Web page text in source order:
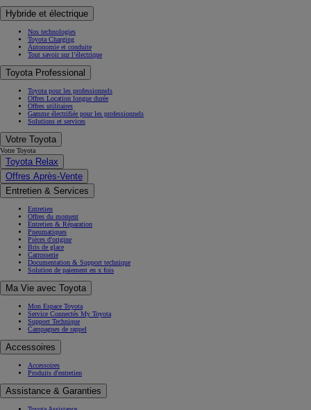
Hybride et électrique
Nos technologies
Toyota Charging
Autonomie et conduite
Tout savoir sur l’électrique
Toyota Professional
Toyota pour les professionnels
Offres Location longue durée
Offres utilitaires
Gamme électrifiée pour les professionnels
Solutions et services
Votre Toyota
Votre Toyota
Toyota Relax
Offres Après-Vente
Entretien & Services
Entretien
Offres du moment
Entretien & Réparation
Pneumatiques
Pièces d'origine
Bris de glace
Carrosserie
Documentation & Support technique
Solution de paiement en x fois
Ma Vie avec Toyota
Mon Espace Toyota
Service Connectés My Toyota
Support Technique
Campagnes de rappel
Accessoires
Accessoires
Produits d'entretien
Assistance & Garanties